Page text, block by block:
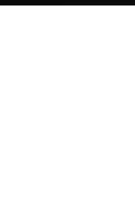
SECCIONES DESTACADAS